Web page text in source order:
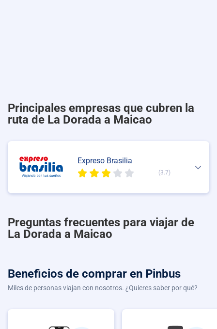
Principales empresas que cubren la
ruta de La Dorada a Maicao
Expreso Brasilia
(3.7)
Preguntas frecuentes para viajar de
La Dorada a Maicao
Beneficios de comprar en Pinbus
Miles de personas viajan con nosotros. ¿Quieres saber por qué?